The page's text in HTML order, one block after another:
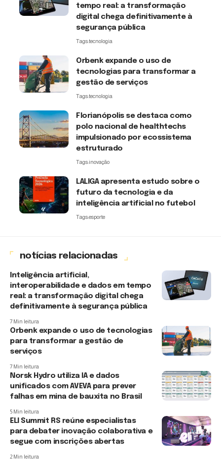
tempo real: a transformação
digital chega definitivamente à
segurança pública
Tags:tecnologia
Orbenk expande o uso de
tecnologias para transformar a
gestão de serviços
Tags:tecnologia
Florianópolis se destaca como
polo nacional de healthtechs
impulsionado por ecossistema
estruturado
Tags:inovação
LALIGA apresenta estudo sobre o
futuro da tecnologia e da
inteligência artificial no futebol
Tags:esporte
notícias relacionadas
Inteligência artificial,
interoperabilidade e dados em tempo
real: a transformação digital chega
definitivamente à segurança pública
7 Min leitura
Orbenk expande o uso de tecnologias
para transformar a gestão de
serviços
7 Min leitura
Norsk Hydro utiliza IA e dados
unificados com AVEVA para prever
falhas em mina de bauxita no Brasil
5 Min leitura
ELI Summit RS reúne especialistas
para debater inovação colaborativa e
segue com inscrições abertas
2 Min leitura